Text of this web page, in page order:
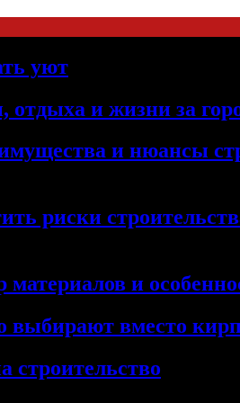
уют
отдыха и жизни за
и нюансы
риски
и
выбирают вместо
строительство